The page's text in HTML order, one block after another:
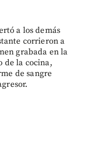
a los demás
corrieron a
grabada en la
de la cocina,
de sangre